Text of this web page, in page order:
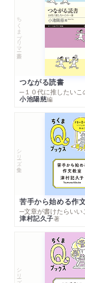
ちくまプリマー新書
つながる読書
─１０代に推したいこ
小池陽慈編
シリーズ・全集
苦手から始める作
─文章が書けたらいい
津村記久子著
シリーズ・全集